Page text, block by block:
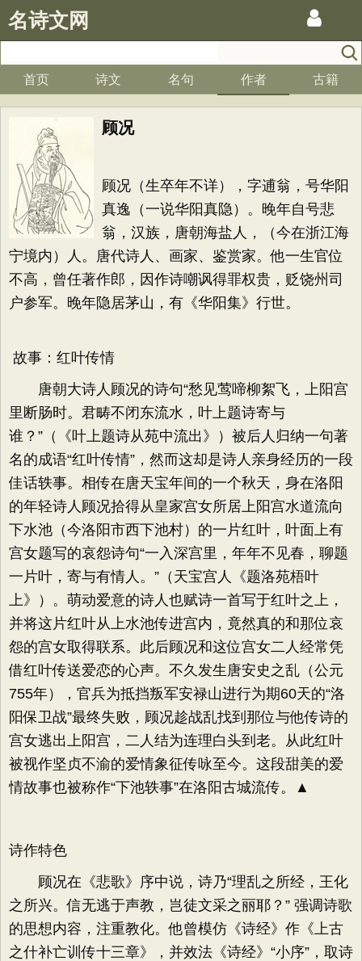
名诗文网
首页 诗文 名句 作者 古籍
顾况
顾况（生卒年不详），字逋翁，号华阳
真逸（一说华阳真隐）。晚年自号悲
翁，汉族，唐朝海盐人，（今在浙江海
宁境内）人。唐代诗人、画家、鉴赏家。他一生官位
不高，曾任著作郎，因作诗嘲讽得罪权贵，贬饶州司
户参军。晚年隐居茅山，有《华阳集》行世。
故事：红叶传情
唐朝大诗人顾况的诗句“愁见莺啼柳絮飞，上阳宫
里断肠时。君畴不闭东流水，叶上题诗寄与
谁？”（《叶上题诗从苑中流出》）被后人归纳一句著
名的成语“红叶传情”，然而这却是诗人亲身经历的一段
佳话轶事。相传在唐天宝年间的一个秋天，身在洛阳
的年轻诗人顾况拾得从皇家宫女所居上阳宫水道流向
下水池（今洛阳市西下池村）的一片红叶，叶面上有
宫女题写的哀怨诗句“一入深宫里，年年不见春，聊题
一片叶，寄与有情人。”（天宝宫人《题洛苑梧叶
上》）。萌动爱意的诗人也赋诗一首写于红叶之上，
并将这片红叶从上水池传进宫内，竟然真的和那位哀
怨的宫女取得联系。此后顾况和这位宫女二人经常凭
借红叶传送爱恋的心声。不久发生唐安史之乱（公元
755年），官兵为抵挡叛军安禄山进行为期60天的“洛
阳保卫战”最终失败，顾况趁战乱找到那位与他传诗的
宫女逃出上阳宫，二人结为连理白头到老。从此红叶
被视作坚贞不渝的爱情象征传咏至今。这段甜美的爱
情故事也被称作“下池轶事”在洛阳古城流传。▲
诗作特色
顾况在《悲歌》序中说，诗乃“理乱之所经，王化
之所兴。信无逃于声教，岂徒文采之丽耶？” 强调诗歌
的思想内容，注重教化。他曾模仿《诗经》作《上古
之什补亡训传十三章》，并效法《诗经》“小序”，取诗